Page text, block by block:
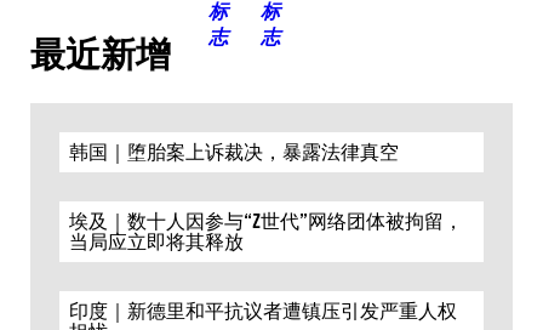
最近新增
韩国｜堕胎案上诉裁决，暴露法律真空
埃及｜数十人因参与“Z世代”网络团体被拘留，
当局应立即将其释放
印度｜新德里和平抗议者遭镇压引发严重人权